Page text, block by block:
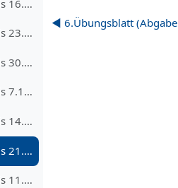
2.Übungsblatt (Abgabe bis 16.11.2020)
3.Übungsblatt (Abgabe bis 23.11.2020)
4.Übungsblatt (Abgabe bis 30.11.2020)
5.Übungsblatt (Abgabe bis 7.12.2020)
6.Übungsblatt (Abgabe bis 14.12.2020)
7.Übungsblatt (Abgabe bis 21.12.2020)
8.Übungsblatt (Abgabe bis 11.01.2021)
◀︎ 6.Übungsblatt